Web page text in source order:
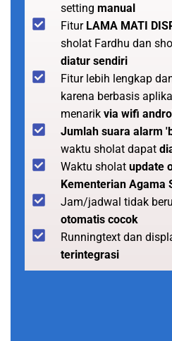
setting manual
Fitur LAMA MATI
sholat Fardhu dan
diatur sendiri
Fitur lebih lengkap
karena berbasis
menarik via wifi
Jumlah suara alarm
waktu sholat dapat
Waktu sholat update
Kementerian Agama
Jam/jadwal tidak
otomatis cocok
Runningtext dan
terintegrasi